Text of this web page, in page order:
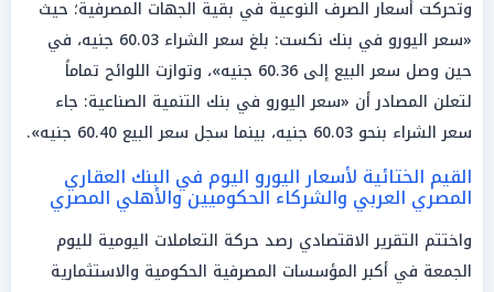
وتحركت أسعار الصرف النوعية في بقية الجهات المصرفية؛ حيث
«سعر اليورو في بنك نكست: بلغ سعر الشراء 60.03 جنيه، في
حين وصل سعر البيع إلى 60.36 جنيه»، وتوازت اللوائح تماماً
لتعلن المصادر أن «سعر اليورو في بنك التنمية الصناعية: جاء
سعر الشراء بنحو 60.03 جنيه، بينما سجل سعر البيع 60.40 جنيه».
القيم الختائية لأسعار اليورو اليوم في البنك العقاري
المصري العربي والشركاء الحكوميين والأهلي المصري
واختتم التقرير الاقتصادي رصد حركة التعاملات اليومية لليوم
الجمعة في أكبر المؤسسات المصرفية الحكومية والاستثمارية